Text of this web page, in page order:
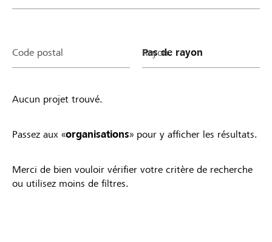
Code postal Rayon
Aucun projet trouvé.
Passez aux «organisations» pour y afficher les résultats.
Merci de bien vouloir vérifier votre critère de recherche
ou utilisez moins de filtres.